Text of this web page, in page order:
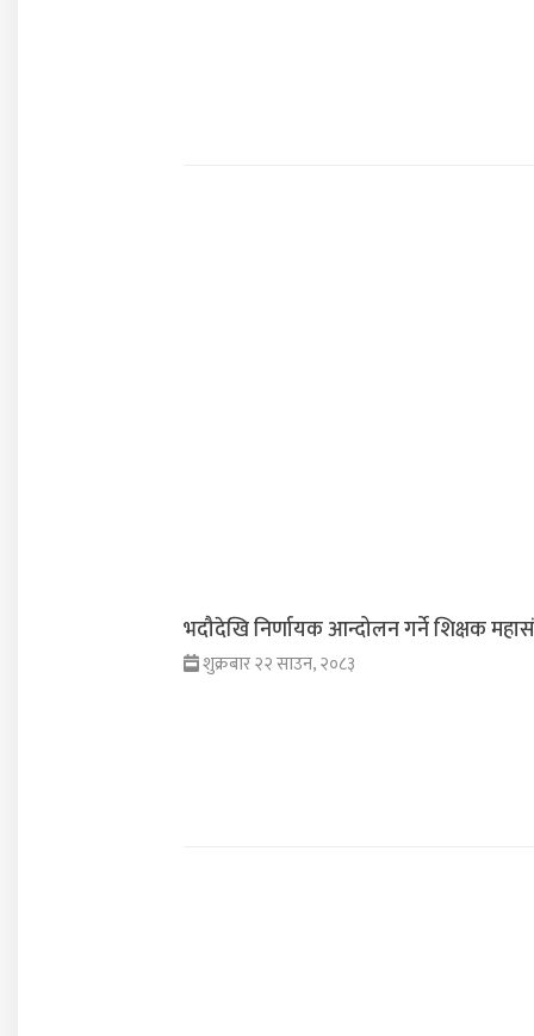
भदौदेखि निर्णायक आन्दोलन गर्ने शिक्षक
शुक्रबार २२ साउन, २०८३